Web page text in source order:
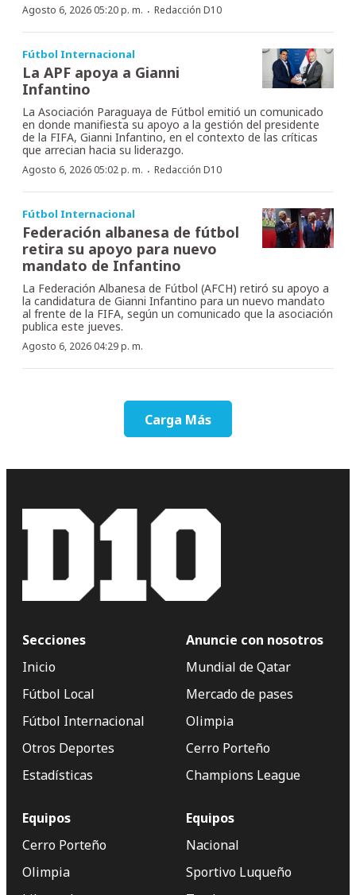
Agosto 6, 2026 05:20 p. m. · Redacción D10
Fútbol Internacional
La APF apoya a Gianni
Infantino
La Asociación Paraguaya de Fútbol emitió un comunicado
en donde manifiesta su apoyo a la gestión del presidente
de la FIFA, Gianni Infantino, en el contexto de las críticas
que arrecian hacia su liderazgo.
Agosto 6, 2026 05:02 p. m. · Redacción D10
Fútbol Internacional
Federación albanesa de fútbol
retira su apoyo para nuevo
mandato de Infantino
La Federación Albanesa de Fútbol (AFCH) retiró su apoyo a
la candidatura de Gianni Infantino para un nuevo mandato
al frente de la FIFA, según un comunicado que la asociación
publica este jueves.
Agosto 6, 2026 04:29 p. m.
Carga Más
Secciones
Inicio
Fútbol Local
Fútbol Internacional
Otros Deportes
Estadísticas
Anuncie con nosotros
Mundial de Qatar
Mercado de pases
Olimpia
Cerro Porteño
Champions League
Equipos
Cerro Porteño
Olimpia
Equipos
Nacional
Sportivo Luqueño